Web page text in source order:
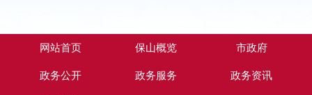
网站首页 保山概览 市政府
政务公开 政务服务 政务资讯